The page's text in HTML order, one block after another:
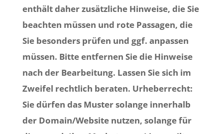
enthält daher zusätzliche Hinweise, die Sie
beachten müssen und rote Passagen, die
Sie besonders prüfen und ggf. anpassen
müssen. Bitte entfernen Sie die Hinweise
nach der Bearbeitung. Lassen Sie sich im
Zweifel rechtlich beraten. Urheberrecht:
Sie dürfen das Muster solange innerhalb
der Domain/Website nutzen, solange für